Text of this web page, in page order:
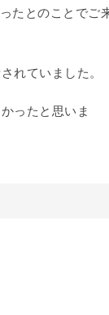
たとのことでご
れていました。
ったと思いま